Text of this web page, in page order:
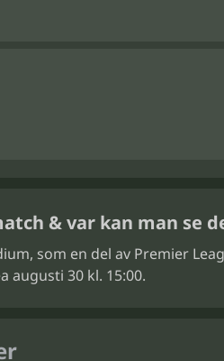
& var kan man se
som en del av Premier
augusti 30 kl. 15:00.